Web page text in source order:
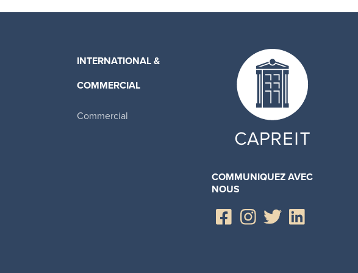
INTERNATIONAL &
COMMERCIAL
Commercial
COMMUNIQUEZ AVEC
NOUS